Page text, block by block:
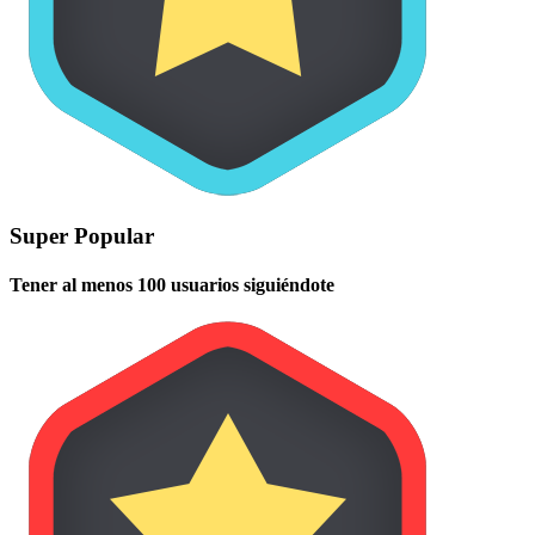
Super Popular
Tener al menos 100 usuarios siguiéndote